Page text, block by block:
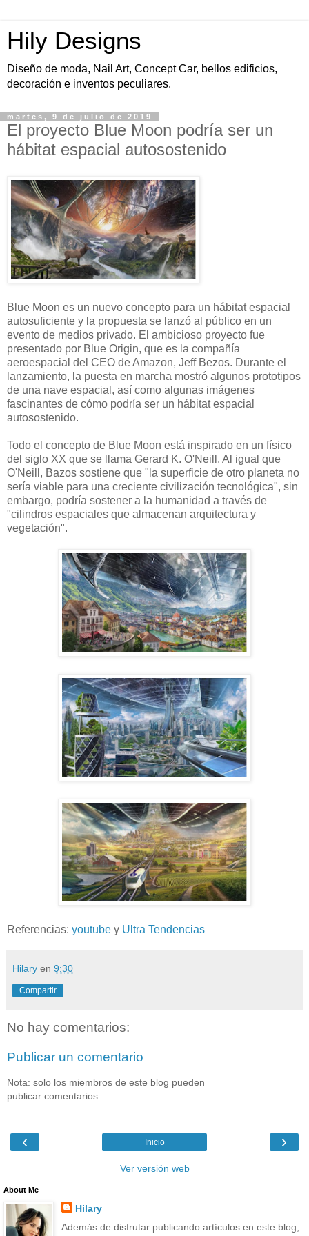
Hily Designs
Diseño de moda, Nail Art, Concept Car, bellos edificios,
decoración e inventos peculiares.
martes, 9 de julio de 2019
El proyecto Blue Moon podría ser un
hábitat espacial autosostenido
Blue Moon es un nuevo concepto para un hábitat espacial
autosuficiente y la propuesta se lanzó al público en un
evento de medios privado. El ambicioso proyecto fue
presentado por Blue Origin, que es la compañía
aeroespacial del CEO de Amazon, Jeff Bezos. Durante el
lanzamiento, la puesta en marcha mostró algunos prototipos
de una nave espacial, así como algunas imágenes
fascinantes de cómo podría ser un hábitat espacial
autosostenido.
Todo el concepto de Blue Moon está inspirado en un físico
del siglo XX que se llama Gerard K. O'Neill. Al igual que
O'Neill, Bazos sostiene que "la superficie de otro planeta no
sería viable para una creciente civilización tecnológica", sin
embargo, podría sostener a la humanidad a través de
"cilindros espaciales que almacenan arquitectura y
vegetación".
Referencias: youtube y Ultra Tendencias
Hilary en 9:30
Compartir
No hay comentarios:
Publicar un comentario
Nota: solo los miembros de este blog pueden
publicar comentarios.
‹ ›
Inicio
Ver versión web
About Me
Hilary
Además de disfrutar publicando artículos en este blog,